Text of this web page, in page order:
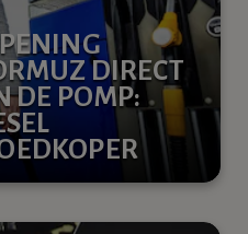
DIRECT
DE POMP: